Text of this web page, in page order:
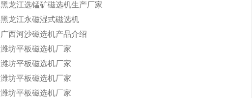
黑龙江选锰矿磁选机生产厂家
黑龙江永磁湿式磁选机
广西河沙磁选机产品介绍
潍坊平板磁选机厂家
潍坊平板磁选机厂家
潍坊平板磁选机厂家
潍坊平板磁选机厂家